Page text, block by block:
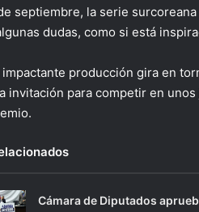
septiembre, la serie
dudas, como si está
impactante producción gira en
invitación para competir en
Cámara de Diputados